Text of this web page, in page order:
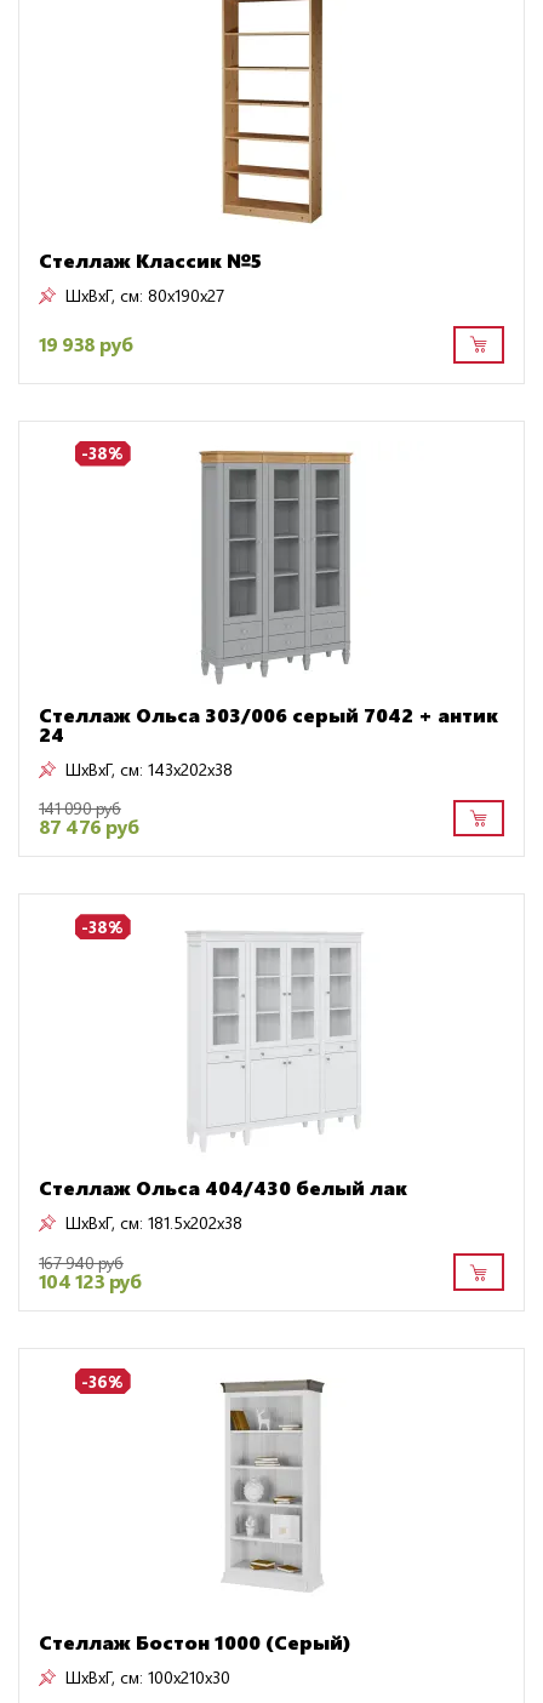
Стеллаж Классик №5
ШxВxГ, см: 80x190x27
19 938 руб
-38%
Стеллаж Ольса 303/006 серый 7042 + антик
24
ШxВxГ, см: 143x202x38
141 090 руб
87 476 руб
-38%
Стеллаж Ольса 404/430 белый лак
ШxВxГ, см: 181.5x202x38
167 940 руб
104 123 руб
-36%
Стеллаж Бостон 1000 (Серый)
ШxВxГ, см: 100x210x30